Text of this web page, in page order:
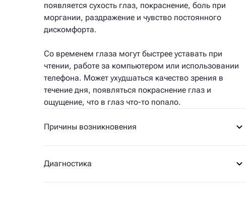
появляется сухость глаз, покраснение, боль при
моргании, раздражение и чувство постоянного
дискомфорта.
Со временем глаза могут быстрее уставать при
чтении, работе за компьютером или использовании
телефона. Может ухудшаться качество зрения в
течение дня, появляться покраснение глаз и
ощущение, что в глаз что-то попало.
Причины возникновения
Диагностика